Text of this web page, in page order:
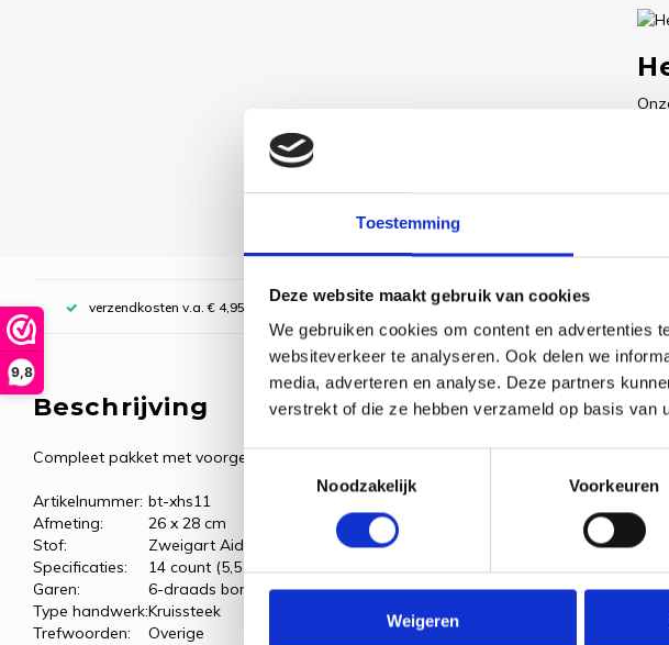
Toestemming
Deze website maakt gebruik van cookies
We gebruiken cookies om content en advertenties
websiteverkeer te analyseren. Ook delen we
media, adverteren en analyse. Deze partners
verstrekt of die ze hebben verzameld op basis van
Toestemmingsselectie
Noodzakelijk
Voorkeuren
Weigeren
9,8
verzendkosten v.a. € 4,95, boven € 70,00 gratis (NL) Goedgekeurd door
Beschrijving
Compleet pakket met voorgesorteerde borduurgarens.
Artikelnummer: bt-xhs11
Afmeting:
26 x 28 cm
Stof:
Zweigart Aida, wit
Specificaties:
14 count (5,5 kr/cm)
Garen:
6-draads borduurgaren
Type handwerk:Kruissteek
Trefwoorden:
Overige